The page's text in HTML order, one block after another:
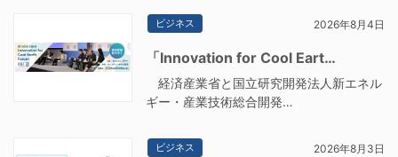
ビジネス 2026年8月4日
「Innovation for Cool Eart…
経済産業省と国立研究開発法人新エネル
ギー・産業技術総合開発…
ビジネス 2026年8月3日